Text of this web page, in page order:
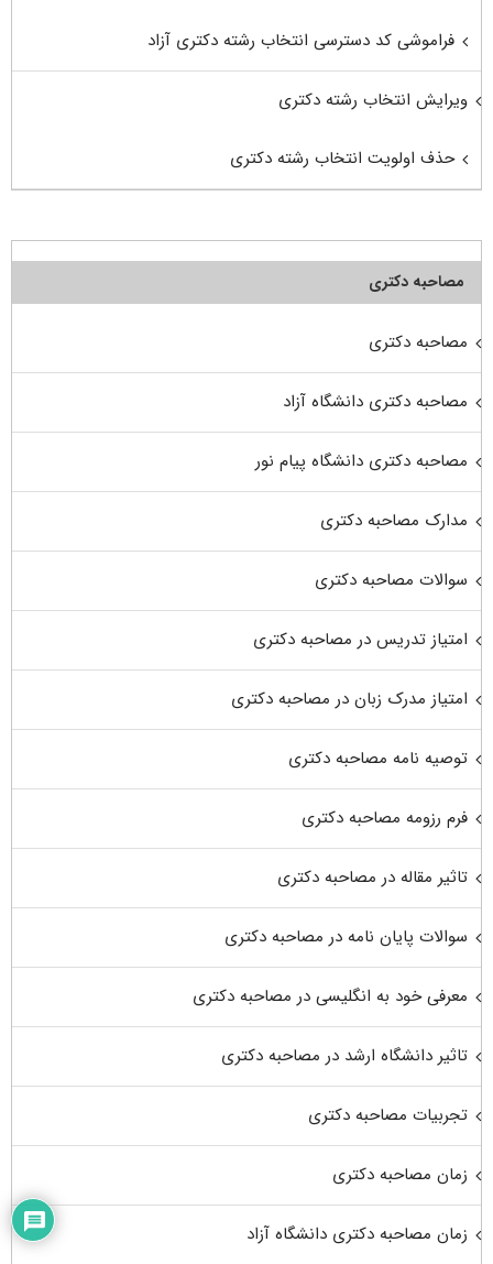
فراموشی کد دسترسی انتخاب رشته دکتری آزاد
ویرایش انتخاب رشته دکتری
حذف اولویت انتخاب رشته دکتری
مصاحبه دکتری
مصاحبه دکتری
مصاحبه دکتری دانشگاه آزاد
مصاحبه دکتری دانشگاه پیام نور
مدارک مصاحبه دکتری
سوالات مصاحبه دکتری
امتیاز تدریس در مصاحبه دکتری
امتیاز مدرک زبان در مصاحبه دکتری
توصیه نامه مصاحبه دکتری
فرم رزومه مصاحبه دکتری
تاثیر مقاله در مصاحبه دکتری
سوالات پایان نامه در مصاحبه دکتری
معرفی خود به انگلیسی در مصاحبه دکتری
تاثیر دانشگاه ارشد در مصاحبه دکتری
تجربیات مصاحبه دکتری
زمان مصاحبه دکتری
زمان مصاحبه دکتری دانشگاه آزاد